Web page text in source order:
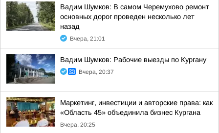
Вадим Шумков: В самом Черемухово ремонт
основных дорог проведен несколько лет
назад
Вчера, 21:01
Вадим Шумков: Рабочие выезды по Кургану
Вчера, 20:37
Маркетинг, инвестиции и авторские права: как
«Область 45» объединила бизнес Кургана
Вчера, 20:25